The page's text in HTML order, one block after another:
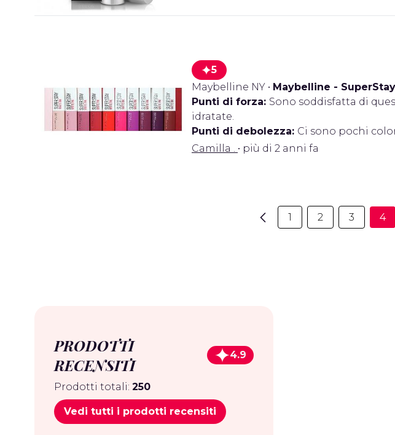
5
Maybelline NY • Maybelline -
Punti di forza: Sono soddisfatta di
idratate.
Punti di debolezza: Ci sono pochi
Camilla . • più di 2 anni fa
1 2 3 4
PRODOTTI
RECENSITI
4.9
Prodotti totali: 250
Vedi tutti i prodotti recensiti